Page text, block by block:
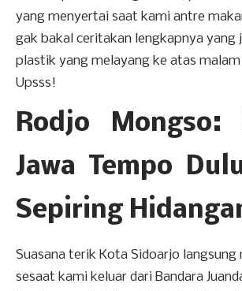
yang menyertai saat kami antre
gak bakal ceritakan lengkapnya yang
plastik yang melayang ke atas malam
Upsss!
Rodjo Mongso:
Jawa Tempo
Sepiring
Suasana terik Kota Sidoarjo langsung
sesaat kami keluar dari Bandara